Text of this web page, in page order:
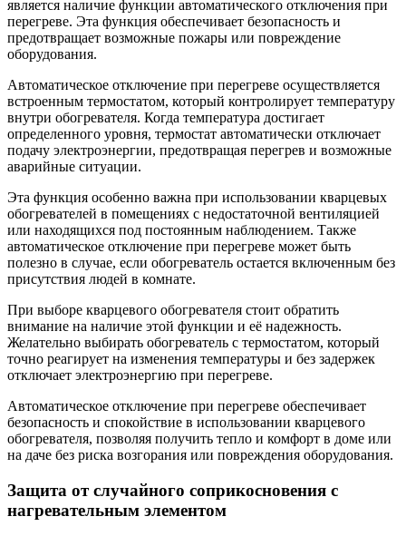
является наличие функции автоматического отключения при
перегреве. Эта функция обеспечивает безопасность и
предотвращает возможные пожары или повреждение
оборудования.
Автоматическое отключение при перегреве осуществляется
встроенным термостатом, который контролирует температуру
внутри обогревателя. Когда температура достигает
определенного уровня, термостат автоматически отключает
подачу электроэнергии, предотвращая перегрев и возможные
аварийные ситуации.
Эта функция особенно важна при использовании кварцевых
обогревателей в помещениях с недостаточной вентиляцией
или находящихся под постоянным наблюдением. Также
автоматическое отключение при перегреве может быть
полезно в случае, если обогреватель остается включенным без
присутствия людей в комнате.
При выборе кварцевого обогревателя стоит обратить
внимание на наличие этой функции и её надежность.
Желательно выбирать обогреватель с термостатом, который
точно реагирует на изменения температуры и без задержек
отключает электроэнергию при перегреве.
Автоматическое отключение при перегреве обеспечивает
безопасность и спокойствие в использовании кварцевого
обогревателя, позволяя получить тепло и комфорт в доме или
на даче без риска возгорания или повреждения оборудования.
Защита от случайного соприкосновения с
нагревательным элементом